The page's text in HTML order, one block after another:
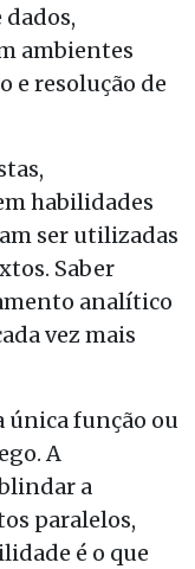
ambientes
e resolução de
habilidades
ser utilizadas
Saber
analítico
vez mais
única função ou
A
a
paralelos,
é o que